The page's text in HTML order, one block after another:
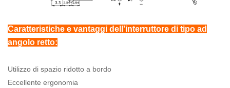
Caratteristiche e vantaggi dell'interruttore di tipo ad
angolo retto:
Utilizzo di spazio ridotto a bordo
Eccellente ergonomia